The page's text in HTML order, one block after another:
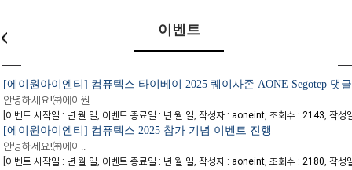
이벤트
[에이원아이엔티] 컴퓨텍스 타이베이 2025 퀘이사존 AONE Segotep 댓
안녕하세요!㈜에이원..
이벤트 시작일 : 년 월 일, 이벤트 종료일 : 년 월 일,작성자 : aoneint,조회수 : 2143,작성
[에이원아이엔티] 컴퓨텍스 2025 참가 기념 이벤트 진행
안녕하세요!㈜에이..
이벤트 시작일 : 년 월 일, 이벤트 종료일 : 년 월 일,작성자 : aoneint,조회수 : 2180,작성